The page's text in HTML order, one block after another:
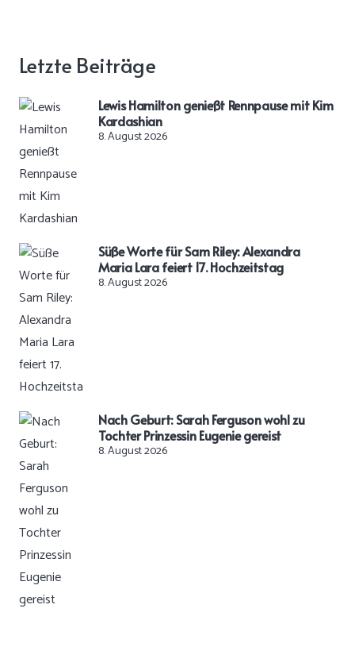
Letzte Beiträge
Lewis Hamilton genießt Rennpause mit Kim
Kardashian
8. August 2026
Süße Worte für Sam Riley: Alexandra
Maria Lara feiert 17. Hochzeitstag
8. August 2026
Nach Geburt: Sarah Ferguson wohl zu
Tochter Prinzessin Eugenie gereist
8. August 2026